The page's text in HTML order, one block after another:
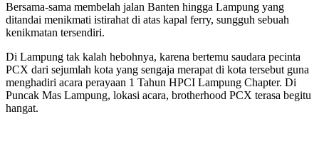
Bersama-sama membelah jalan Banten hingga Lampung yang
ditandai menikmati istirahat di atas kapal ferry, sungguh sebuah
kenikmatan tersendiri.
Di Lampung tak kalah hebohnya, karena bertemu saudara pecinta
PCX dari sejumlah kota yang sengaja merapat di kota tersebut guna
menghadiri acara perayaan 1 Tahun HPCI Lampung Chapter. Di
Puncak Mas Lampung, lokasi acara, brotherhood PCX terasa begitu
hangat.